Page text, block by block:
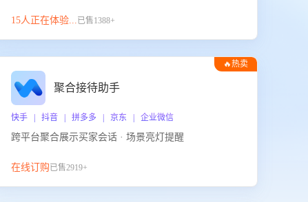
15人正在体验...已售1388+
🔥热卖
聚合接待助手
快手 | 抖音 | 拼多多 | 京东 | 企业微信
跨平台聚合展示买家会话 · 场景亮灯提醒
在线订购已售2919+